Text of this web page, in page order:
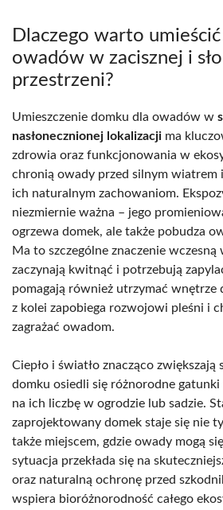
Dlaczego warto
owadów w zacisznej i
przestrzeni?
Umieszczenie domku dla owadów w
nasłonecznionej lokalizacji ma
zdrowia oraz funkcjonowania w
chronią owady przed silnym wiatrem i
ich naturalnym zachowaniom.
niezmiernie ważna – jego
ogrzewa domek, ale także pobudza
Ma to szczególne znaczenie
zaczynają kwitnąć i potrzebują
pomagają również utrzymać wnętrze
z kolei zapobiega rozwojowi pleśni i
zagrażać owadom.
Ciepło i światło znacząco zwiększają
domku osiedli się różnorodne
na ich liczbę w ogrodzie lub sadzie.
zaprojektowany domek staje się nie
także miejscem, gdzie owady mogą
sytuacja przekłada się na
oraz naturalną ochronę przed
wspiera bioróżnorodność całego